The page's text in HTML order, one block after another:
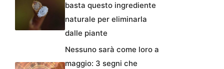
basta questo ingrediente
naturale per eliminarla
dalle piante
Nessuno sarà come loro a
maggio: 3 segni che